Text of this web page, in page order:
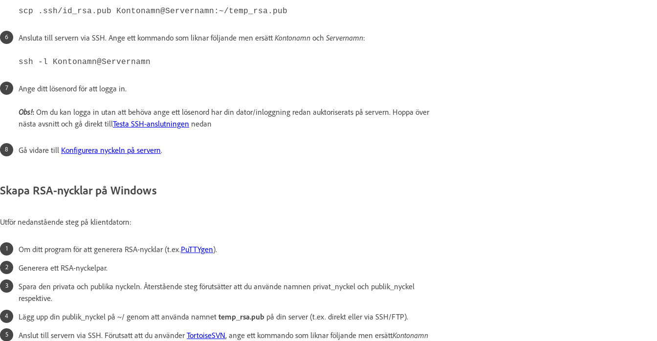
scp .ssh/id_rsa.pub Kontonamn@Servernamn:~/temp_rsa.pub
Ansluta till servern via SSH. Ange ett kommando som liknar följande men ersätt Kontonamn och Servernamn:
ssh -l Kontonamn@Servernamn
Ange ditt lösenord för att logga in.
Obs!: Om du kan logga in utan att behöva ange ett lösenord har din dator/inloggning redan auktoriserats på servern. Hoppa över
nästa avsnitt och gå direkt tillTesta SSH-anslutningen nedan
Gå vidare till Konfigurera nyckeln på servern.
Skapa RSA-nycklar på Windows
Utför nedanstående steg på klientdatorn:
Om ditt program för att generera RSA-nycklar (t.ex.PuTTYgen).
Generera ett RSA-nyckelpar.
Spara den privata och publika nyckeln. Återstående steg förutsätter att du använde namnen privat_nyckel och publik_nyckel
respektive.
Lägg upp din publik_nyckel på ~/ genom att använda namnet temp_rsa.pub på din server (t.ex. direkt eller via SSH/FTP).
Anslut till servern via SSH. Förutsatt att du använder TortoiseSVN, ange ett kommando som liknar följande men ersättKontonamn